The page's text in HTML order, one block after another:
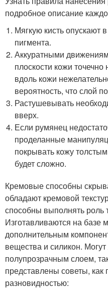
подробное описание
Мягкую кисть опускают
пигмента.
Аккуратными
плоскости кожи точечно
вдоль кожи
вероятность, что слой
Растушевывать
вверх.
Если румянец
проделанные
покрывать кожу
будет сложно.
Кремовые способны
обладают кремовой
способны выполнять роль
Изготавливаются на базе
дополнительным
вещества и силикон.
полупрозрачным слоем,
представлены советы, как
разновидностью: